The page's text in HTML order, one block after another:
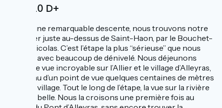
km 610 D+
Après une remarquable descente, nous trouvons notre
Via Allier juste au-dessus de Saint-Haon, par le Bouchet-
Saint-Nicolas. C’est l’étape la plus “sérieuse” que nous
faisons, avec beaucoup de dénivelé. Nous déjeunons
avec une vue incroyable sur l’Allier et le village d’Alleyras,
au niveau d’un point de vue quelques centaines de mètres
avant le village. Tout le long de l’étape, la vue sur la rivière
est très belle. Nous la croisons une première fois au